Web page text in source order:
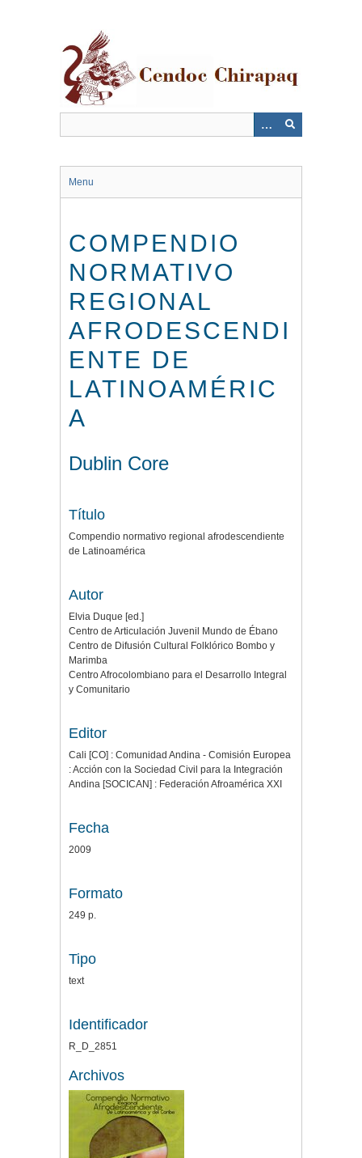
Menu
COMPENDIO
NORMATIVO
REGIONAL
AFRODESCENDI
ENTE DE
LATINOAMÉRIC
A
Dublin Core
Título
Compendio normativo regional afrodescendiente
de Latinoamérica
Autor
Elvia Duque [ed.]
Centro de Articulación Juvenil Mundo de Ébano
Centro de Difusión Cultural Folklórico Bombo y
Marimba
Centro Afrocolombiano para el Desarrollo Integral
y Comunitario
Editor
Cali [CO] : Comunidad Andina - Comisión Europea
: Acción con la Sociedad Civil para la Integración
Andina [SOCICAN] : Federación Afroamérica XXI
Fecha
2009
Formato
249 p.
Tipo
text
Identificador
R_D_2851
Archivos